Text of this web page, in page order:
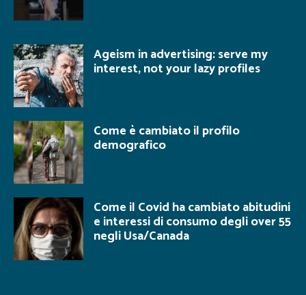
Ageism in advertising: serve my
interest, not your lazy profiles
Come è cambiato il profilo
demografico
Come il Covid ha cambiato abitudini
e interessi di consumo degli over 55
negli Usa/Canada